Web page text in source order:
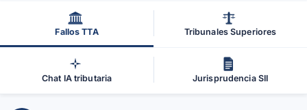
Fallos TTA Tribunales Superiores
Chat IA tributaria Jurisprudencia SII